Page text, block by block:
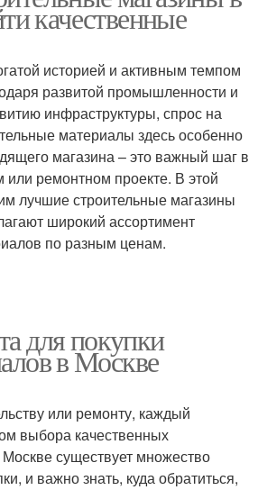
качественные
историей и активным темпом
развитой промышленности и
инфраструктуры, спрос на
материалы здесь особенно
магазина – это важный шаг в
ремонтном проекте. В этой
лучшие строительные магазины
широкий ассортимент
по разным ценам.
для покупки
в Москве
или ремонту, каждый
выбора качественных
существует множество
и важно знать, куда обратиться,